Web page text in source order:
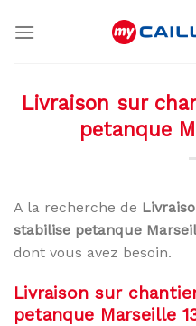
Livraison sur
petanque
A la recherche de
stabilise petanque
dont vous avez besoin.
Livraison sur
petanque Marseille